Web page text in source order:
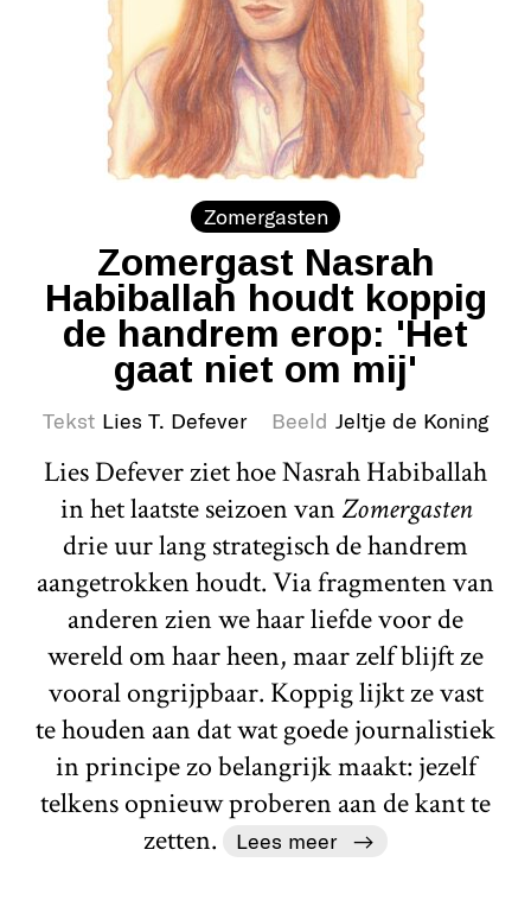
Zomergasten
Zomergast Nasrah
Habiballah houdt koppig
de handrem erop: 'Het
gaat niet om mij'
Tekst Lies T. Defever Beeld Jeltje de Koning
Lies Defever ziet hoe Nasrah Habiballah
in het laatste seizoen vanZomergasten
drie uur lang strategisch de handrem
aangetrokken houdt. Via fragmenten van
anderen zien we haar liefde voor de
wereld om haar heen, maar zelf blijft ze
vooral ongrijpbaar. Koppig lijkt ze vast
te houden aan dat wat goede journalistiek
in principe zo belangrijk maakt: jezelf
telkens opnieuw proberen aan de kant te
zetten.
Lees meer